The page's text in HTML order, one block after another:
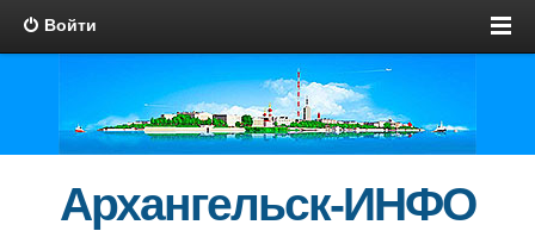
Войти
Архангельск-ИНФО